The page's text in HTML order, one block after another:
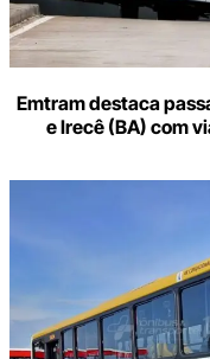
Emtram destaca
e Irecê (BA) com